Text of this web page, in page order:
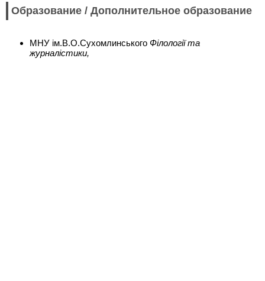
Образование / Дополнительное образование
МНУ ім.В.О.Сухомлинського Філології та
журналістики,